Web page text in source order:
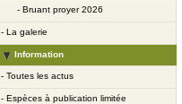
- Bruant proyer 2026
- La galerie
Information
- Toutes les actus
- Espèces à publication limitée